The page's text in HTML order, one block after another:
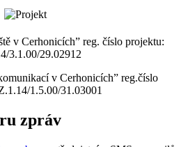
v Cerhonicích” reg. číslo projektu:
3.1.00/29.02912
v Cerhonicích” reg.číslo
1.5.00/31.03001
zpráv